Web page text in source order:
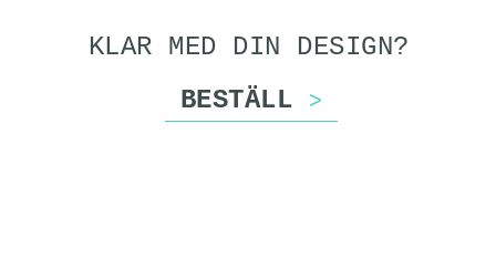
KLAR MED DIN DESIGN?
BESTÄLL
>